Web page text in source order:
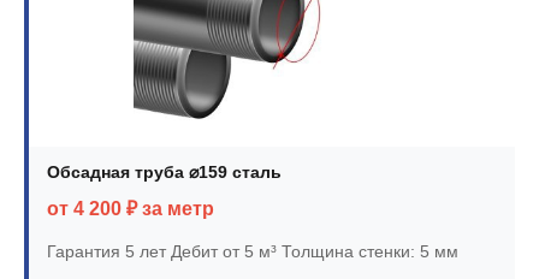
Обсадная труба ⌀159 сталь
от 4 200 ₽ за метр
Гарантия 5 летДебит от 5 м³ Толщина стенки: 5 мм